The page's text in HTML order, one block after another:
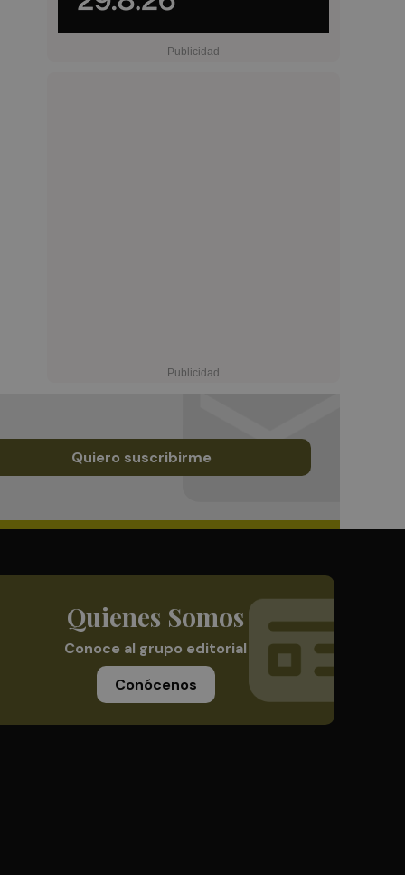
Quiero suscribirme
Quienes Somos
Conoce al grupo editorial
Conócenos